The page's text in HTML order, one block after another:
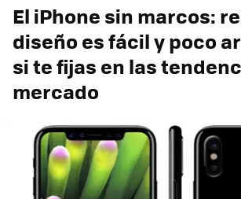
El iPhone sin marcos:
diseño es fácil y poco
si te fijas en las
mercado